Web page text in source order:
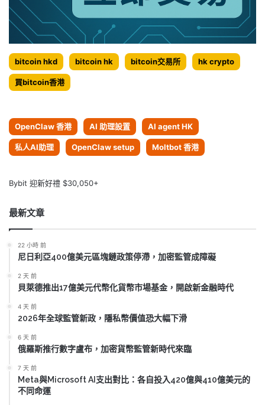
bitcoin hkd bitcoin hk bitcoin交易所 hk crypto
買bitcoin香港
OpenClaw 香港 AI 助理設置 AI agent HK
私人AI助理 OpenClaw setup Moltbot 香港
Bybit 迎新好禮 $30,050+
最新文章
22 小時 前
尼日利亞400億美元區塊鏈政策停滯，加密監管成障礙
2 天 前
貝萊德推出17億美元代幣化貨幣市場基金，開啟新金融時代
4 天 前
2026年全球監管新政，隱私幣價值恐大幅下滑
6 天 前
俄羅斯推行數字盧布，加密貨幣監管新時代來臨
7 天 前
Meta與Microsoft AI支出對比：各自投入420億與410億美元的
不同命運